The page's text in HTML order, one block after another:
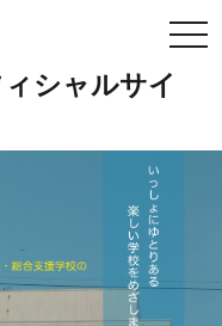
シャルサイ